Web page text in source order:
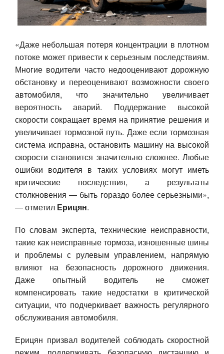
«Даже небольшая потеря концентрации в плотном
потоке может привести к серьезным последствиям.
Многие водители часто недооценивают дорожную
обстановку и переоценивают возможности своего
автомобиля, что значительно увеличивает
вероятность аварий. Поддержание высокой
скорости сокращает время на принятие решения и
увеличивает тормозной путь. Даже если тормозная
система исправна, остановить машину на высокой
скорости становится значительно сложнее. Любые
ошибки водителя в таких условиях могут иметь
критические последствия, а результаты
столкновения — быть гораздо более серьезными»,
— отметил Ерицян.
По словам эксперта, технические неисправности,
такие как неисправные тормоза, изношенные шины
и проблемы с рулевым управлением, напрямую
влияют на безопасность дорожного движения.
Даже опытный водитель не сможет
компенсировать такие недостатки в критической
ситуации, что подчеркивает важность регулярного
обслуживания автомобиля.
Ерицян призвал водителей соблюдать скоростной